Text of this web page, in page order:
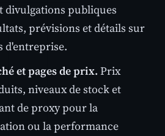
divulgations publiques
prévisions et détails sur
d'entreprise.
et pages de prix. Prix
niveaux de stock et
de proxy pour la
ou la performance